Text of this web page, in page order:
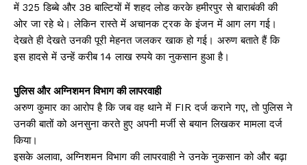
में 325 डिब्बे और 38 बाल्टियों में शहद लोड करके हमीरपुर से बाराबंकी की
ओर जा रहे थे। लेकिन रास्ते में अचानक ट्रक के इंजन में आग लग गई।
देखते ही देखते उनकी पूरी मेहनत जलकर खाक हो गई। अरुण बताते हैं कि
इस हादसे में उन्हें करीब 14 लाख रुपये का नुकसान हुआ है।
पुलिस और अग्निशमन विभाग की लापरवाही
अरुण कुमार का आरोप है कि जब वह थाने में FIR दर्ज कराने गए, तो पुलिस ने
उनकी बातों को अनसुना करते हुए अपनी मर्जी से बयान लिखकर मामला दर्ज
किया।
इसके अलावा, अग्निशमन विभाग की लापरवाही ने उनके नुकसान को और बढ़ा